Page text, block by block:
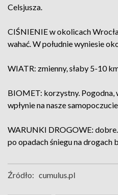
Celsjusza.
CIŚNIENIE w okolicach
wahać. W południe wyniesie
WIATR: zmienny, słaby 5-10
BIOMET: korzystny. Pogodna,
wpłynie na nasze
WARUNKI DROGOWE:
po opadach śniegu na drogach
Źródło: cumulus.pl